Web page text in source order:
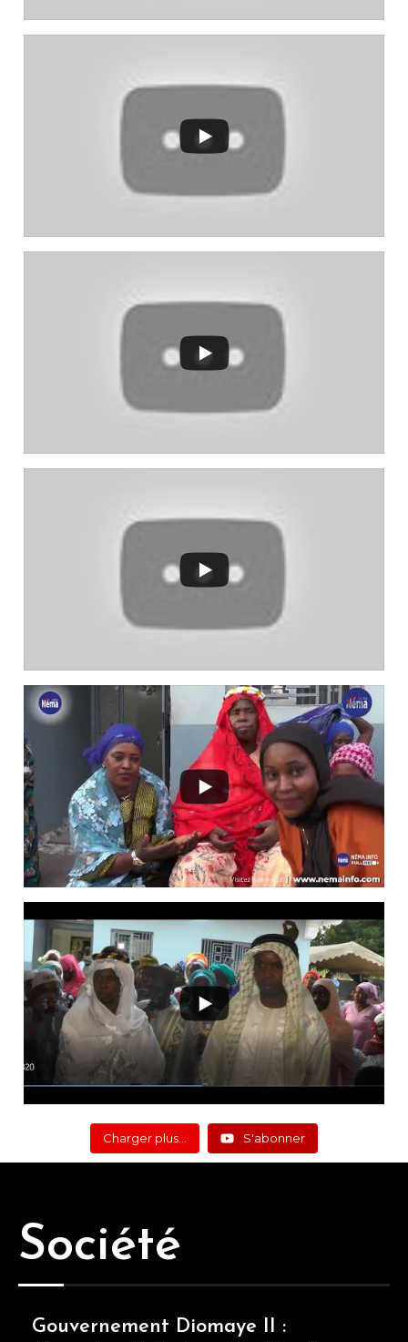
Charger plus… S'abonner
Société
Gouvernement Diomaye II :